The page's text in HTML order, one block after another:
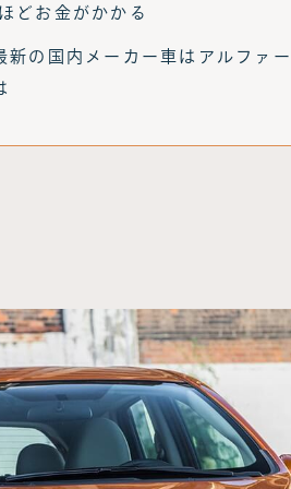
どお金がかかる
新の国内メーカー車はアルファ